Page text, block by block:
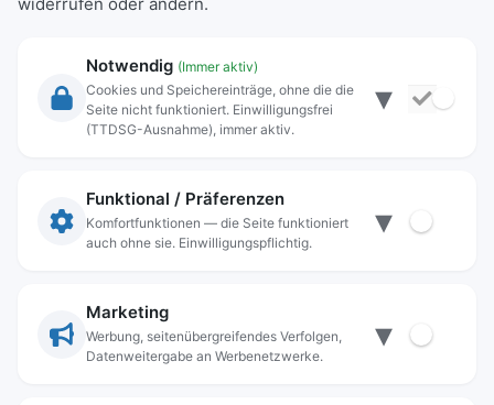
Rechtliche Angaben
Datenschutz
Anschrift
83395 Freilassing
Kontakt
Notwendig (Immer aktiv)
Cookies und Speichereinträge, ohne die die
Seite nicht funktioniert. Einwilligungsfrei
(TTDSG-Ausnahme), immer aktiv.
▾
Funktional / Präferenzen
Komfortfunktionen — die Seite funktioniert
auch ohne sie. Einwilligungspflichtig.
▾
Marketing
Werbung, seitenübergreifendes Verfolgen,
Datenweitergabe an Werbenetzwerke.
▾